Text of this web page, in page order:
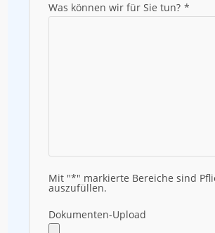
Was können wir für Sie tun? *
Mit "*" markierte Bereiche sind
auszufüllen.
Dokumenten-Upload